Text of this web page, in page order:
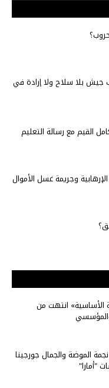
جيش بلا سلاح ولا إرادة في
القيم مع رسالة التعليم
الإرهابية وجريمة غسل الأموال
الأساسية» انتهت من
الموضة والجمال جورجينا
"أمارا"